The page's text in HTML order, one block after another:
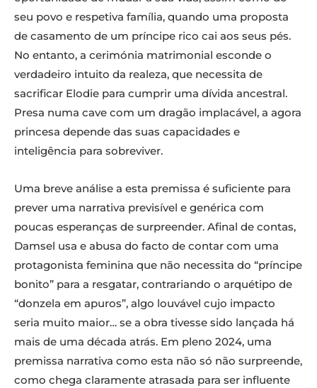
seu povo e respetiva família, quando uma proposta
de casamento de um príncipe rico cai aos seus pés.
No entanto, a cerimónia matrimonial esconde o
verdadeiro intuito da realeza, que necessita de
sacrificar Elodie para cumprir uma dívida ancestral.
Presa numa cave com um dragão implacável, a agora
princesa depende das suas capacidades e
inteligência para sobreviver.
Uma breve análise a esta premissa é suficiente para
prever uma narrativa previsível e genérica com
poucas esperanças de surpreender. Afinal de contas,
Damsel usa e abusa do facto de contar com uma
protagonista feminina que não necessita do “príncipe
bonito” para a resgatar, contrariando o arquétipo de
“donzela em apuros”, algo louvável cujo impacto
seria muito maior… se a obra tivesse sido lançada há
mais de uma década atrás. Em pleno 2024, uma
premissa narrativa como esta não só não surpreende,
como chega claramente atrasada para ser influente